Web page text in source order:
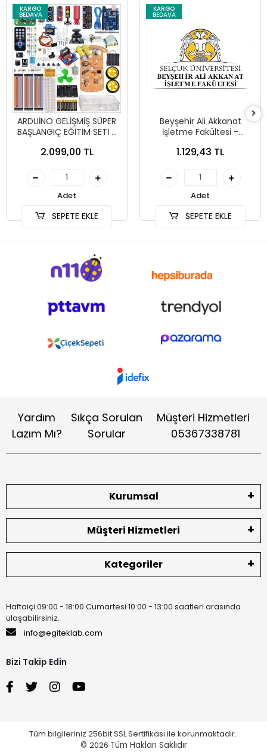
KARGO
BEDAVA
ARDUİNO GELİŞMİŞ SÜPER
BAŞLANGIÇ EĞİTİM SETİ +
2.099,00 TL
Adet
SEPETE EKLE
KARGO
BEDAVA
Beyşehir Ali Akkanat
İşletme Fakültesi -
Bölümü ARDUİNO EĞİTİM
1.129,43 TL
Adet
SEPETE EKLE
Yardım
Lazım Mı?
Sıkça Sorulan
Sorular
Müşteri Hizmetleri
05367338781
Kurumsal
Müşteri Hizmetleri
Kategoriler
Haftaiçi 09:00 - 18:00 Cumartesi 10:00 - 13:00 saatleri arasında
ulaşabilirsiniz.
info@egiteklab.com
Bizi Takip Edin
Tüm bilgileriniz 256bit SSL Sertifikası ile korunmaktadır.
© 2026 Tüm Hakları Saklıdır